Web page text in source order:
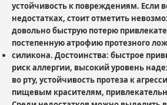
устойчивость к повреждениям. Если
недостатках, стоит отметить
довольно быструю потерю
постепенную атрофию протезного
силикона. Достоинства: быстрое
риск аллергии, высокий уровень
во рту, устойчивость протеза к
пищевым красителям,